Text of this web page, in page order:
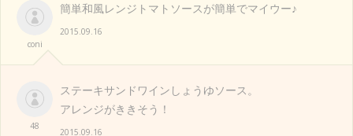
coni
簡単和風レンジトマトソースが簡単でマイウー♪
2015.09.16
48
ステーキサンドワインしょうゆソース。
アレンジがききそう！
2015.09.16